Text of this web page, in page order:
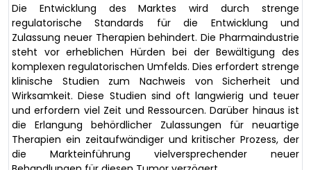
Die Entwicklung des Marktes wird durch strenge
regulatorische Standards für die Entwicklung und
Zulassung neuer Therapien behindert. Die Pharmaindustrie
steht vor erheblichen Hürden bei der Bewältigung des
komplexen regulatorischen Umfelds. Dies erfordert strenge
klinische Studien zum Nachweis von Sicherheit und
Wirksamkeit. Diese Studien sind oft langwierig und teuer
und erfordern viel Zeit und Ressourcen. Darüber hinaus ist
die Erlangung behördlicher Zulassungen für neuartige
Therapien ein zeitaufwändiger und kritischer Prozess, der
die Markteinführung vielversprechender neuer